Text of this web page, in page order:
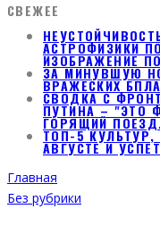
СВЕЖЕЕ
АСТРОФИЗИКИ
ИЗОБРАЖЕНИЕ
ЗА МИНУВШУЮ
ВРАЖЕСКИХ
СВОДКА С
ПУТИНА – "ЭТО
ГОРЯЩИЙ
ТОП-5
АВГУСТЕ И
Главная
Без рубрики